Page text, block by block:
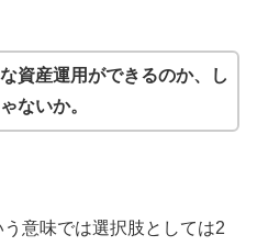
資産運用ができるのか、し
ないか。
意味では選択肢としては2